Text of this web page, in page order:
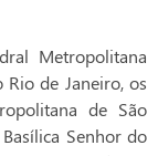
Metropolitana
Rio de Janeiro, os
de São
Senhor do